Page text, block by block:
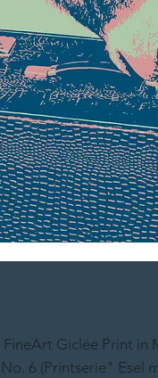
Giclée Print in
No. 6 (Printserie" Esel